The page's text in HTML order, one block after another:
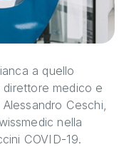
a quello
medico e
Ceschi,
nella
COVID-19.